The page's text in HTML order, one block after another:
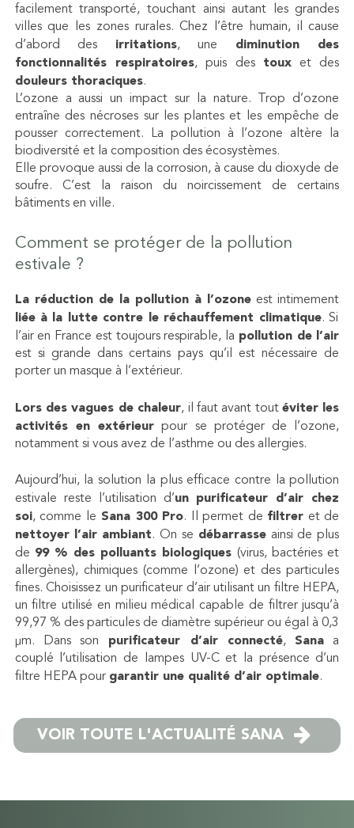
facilement transporté, touchant ainsi autant les grandes
villes que les zones rurales. Chez l’être humain, il cause
d’abord des
irritations, une
diminution des
fonctionnalités respiratoires, puis des touxet des
douleurs thoraciques.
L’ozone a aussi un impact sur la nature. Trop d’ozone
entraîne des nécroses sur les plantes et les empêche de
pousser correctement. La pollution à l’ozone altère la
biodiversité et la composition des écosystèmes.
Elle provoque aussi de la corrosion, à cause du dioxyde de
soufre. C’est la raison du noircissement de certains
bâtiments en ville.
Comment se protéger de la pollution
estivale ?
La réduction de la pollution à l’ozone est intimement
liée à la lutte contre le réchauffement climatique. Si
l’air en France est toujours respirable, la pollution de l’air
est si grande dans certains pays qu’il est nécessaire de
porter un masque à l’extérieur.
Lors des vagues de chaleur, il faut avant tout éviter les
activités en extérieur pour se protéger de l’ozone,
notamment si vous avez de l’asthme ou des allergies.
Aujourd’hui, lasolution la plus efficace contre la pollution
estivale reste l’utilisation d’un purificateur d’air chez
soi, comme le Sana 300 Pro. Il permet de filtrer et de
nettoyer l’air ambiant. On se débarrasseainsi de plus
de 99 % des polluants biologiques (virus, bactéries et
allergènes), chimiques (comme l’ozone) et des particules
fines. Choisissez un purificateur d’air utilisant un filtre HEPA,
un filtre utilisé en milieu médical capable de filtrer jusqu’à
99,97 % des particules de diamètre supérieur ou égal à 0,3
µm. Dans son purificateur d’air connecté, Sana a
couplé l’utilisation de lampes UV-C et la présence d’un
filtre HEPA pour garantir une qualité d’air optimale.
VOIR TOUTE L'ACTUALITÉ SANA